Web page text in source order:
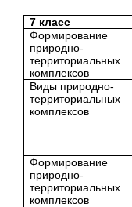
7 класс
Формирование
природно-
территориальных
комплексов
Виды природно-
территориальных
комплексов
Формирование
природно-
территориальных
комплексов